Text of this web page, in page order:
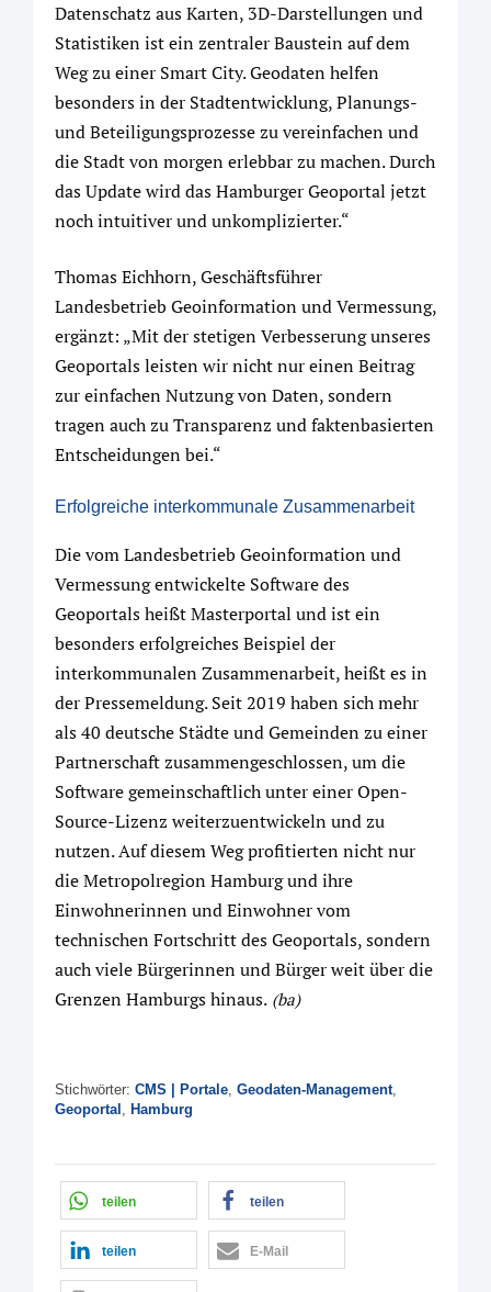
Datenschatz aus Karten, 3D-Darstellungen und
Statistiken ist ein zentraler Baustein auf dem
Weg zu einer Smart City. Geodaten helfen
besonders in der Stadtentwicklung, Planungs-
und Beteiligungsprozesse zu vereinfachen und
die Stadt von morgen erlebbar zu machen. Durch
das Update wird das Hamburger Geoportal jetzt
noch intuitiver und unkomplizierter.“
Thomas Eichhorn, Geschäftsführer
Landesbetrieb Geoinformation und Vermessung,
ergänzt: „Mit der stetigen Verbesserung unseres
Geoportals leisten wir nicht nur einen Beitrag
zur einfachen Nutzung von Daten, sondern
tragen auch zu Transparenz und faktenbasierten
Entscheidungen bei.“
Erfolgreiche interkommunale Zusammenarbeit
Die vom Landesbetrieb Geoinformation und
Vermessung entwickelte Software des
Geoportals heißt Masterportal und ist ein
besonders erfolgreiches Beispiel der
interkommunalen Zusammenarbeit, heißt es in
der Pressemeldung. Seit 2019 haben sich mehr
als 40 deutsche Städte und Gemeinden zu einer
Partnerschaft zusammengeschlossen, um die
Software gemeinschaftlich unter einer Open-
Source-Lizenz weiterzuentwickeln und zu
nutzen. Auf diesem Weg profitierten nicht nur
die Metropolregion Hamburg und ihre
Einwohnerinnen und Einwohner vom
technischen Fortschritt des Geoportals, sondern
auch viele Bürgerinnen und Bürger weit über die
Grenzen Hamburgs hinaus. (ba)
Stichwörter: CMS | Portale, Geodaten-Management,
Geoportal , Hamburg
teilen teilen
teilen E-Mail